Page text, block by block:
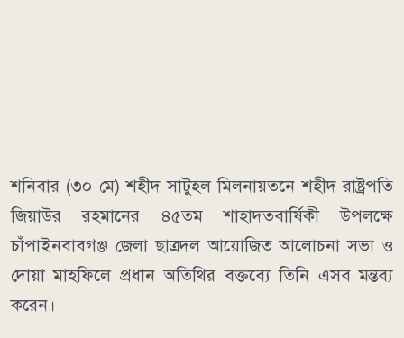
শনিবার (৩০ মে) শহীদ সাটুহল মিলনায়তনে শহীদ রাষ্ট্রপতি
জিয়াউর রহমানের ৪৫তম শাহাদতবার্ষিকী উপলক্ষে
চাঁপাইনবাবগঞ্জ জেলা ছাত্রদল আয়োজিত আলোচনা সভা ও
দোয়া মাহফিলে প্রধান অতিথির বক্তব্যে তিনি এসব মন্তব্য
করেন।